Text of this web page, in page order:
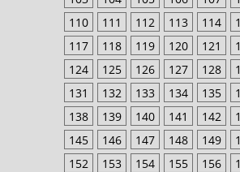
110
111 112 113 114
117
118 119 120 121
124
125 126 127 128
131
132 133 134 135
138
139 140 141 142
145
146 147 148 149
152
153 154 155 156